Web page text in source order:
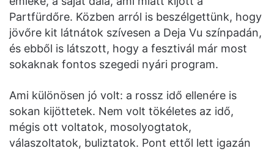
Partfürdőre. Közben arról is beszélgettünk, hogy
jövőre kit látnátok szívesen a Deja Vu színpadán,
és ebből is látszott, hogy a fesztivál már most
sokaknak fontos szegedi nyári program.
Ami különösen jó volt: a rossz idő ellenére is
sokan kijöttetek. Nem volt tökéletes az idő,
mégis ott voltatok, mosolyogtatok,
válaszoltatok, buliztatok. Pont ettől lett igazán